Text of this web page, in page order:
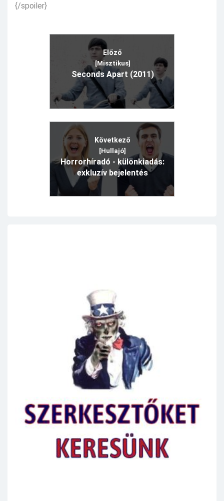
{/spoiler}
Előző
[Misztikus]
Seconds Apart (2011)
Következő
[Hullajó]
Horrorhíradó - különkiadás:
exkluzív bejelentés